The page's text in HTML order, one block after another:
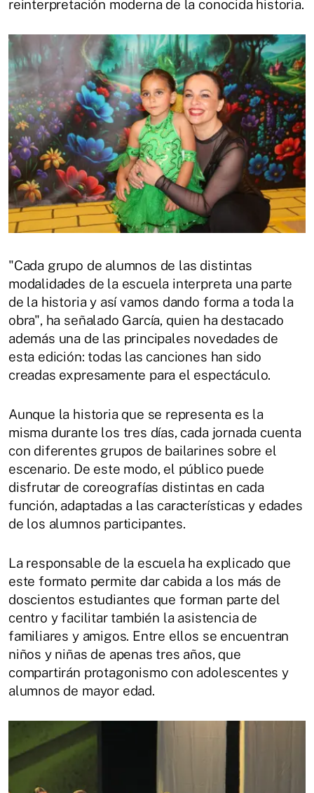
reinterpretación moderna de la conocida historia.
"Cada grupo de alumnos de las distintas
modalidades de la escuela interpreta una parte
de la historia y así vamos dando forma a toda la
obra", ha señalado García, quien ha destacado
además una de las principales novedades de
esta edición: todas las canciones han sido
creadas expresamente para el espectáculo.
Aunque la historia que se representa es la
misma durante los tres días, cada jornada cuenta
con diferentes grupos de bailarines sobre el
escenario. De este modo, el público puede
disfrutar de coreografías distintas en cada
función, adaptadas a las características y edades
de los alumnos participantes.
La responsable de la escuela ha explicado que
este formato permite dar cabida a los más de
doscientos estudiantes que forman parte del
centro y facilitar también la asistencia de
familiares y amigos. Entre ellos se encuentran
niños y niñas de apenas tres años, que
compartirán protagonismo con adolescentes y
alumnos de mayor edad.